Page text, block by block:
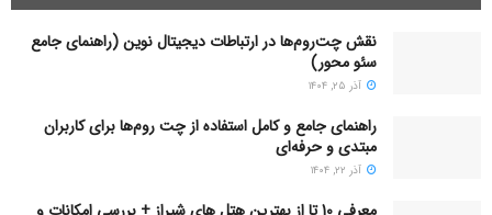
نقش چت‌روم‌ها در ارتباطات دیجیتال نوین (راهنمای جامع
سئو محور)
آذر ۲۵, ۱۴۰۴
راهنمای جامع و کامل استفاده از چت روم‌ها برای کاربران
مبتدی و حرفه‌ای
آذر ۲۲, ۱۴۰۴